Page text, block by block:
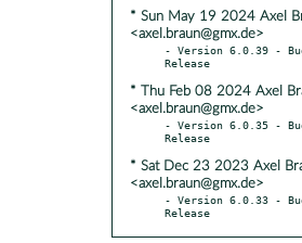
* Sun May 19 2024 Axel
<axel.braun@gmx.de>
- Version 6.0.39 -
* Thu Feb 08 2024 Axel
<axel.braun@gmx.de>
- Version 6.0.35 -
* Sat Dec 23 2023 Axel
<axel.braun@gmx.de>
- Version 6.0.33 -
Release